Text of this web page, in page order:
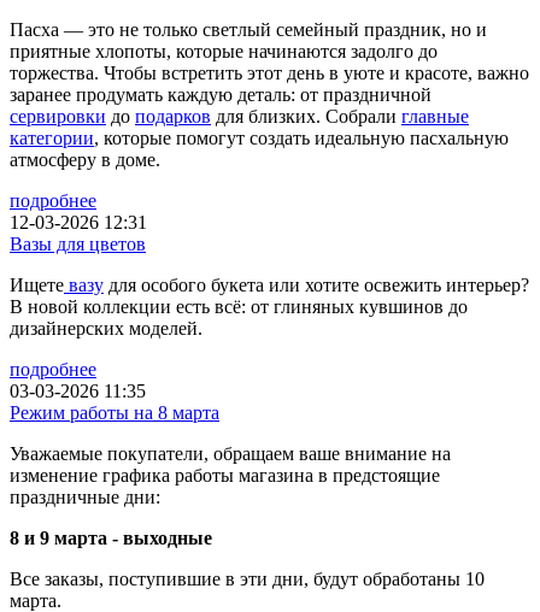
Пасха — это не только светлый семейный праздник, но и
приятные хлопоты, которые начинаются задолго до
торжества. Чтобы встретить этот день в уюте и красоте, важно
заранее продумать каждую деталь: от праздничной
сервировки до подарков для близких. Собрали главные
категории, которые помогут создать идеальную пасхальную
атмосферу в доме.
подробнее
12-03-2026 12:31
Вазы для цветов
Ищете вазу для особого букета или хотите освежить интерьер?
В новой коллекции есть всё: от глиняных кувшинов до
дизайнерских моделей.
подробнее
03-03-2026 11:35
Режим работы на 8 марта
Уважаемые покупатели, обращаем ваше внимание на
изменение графика работы магазина в предстоящие
праздничные дни:
8 и 9 марта - выходные
Все заказы, поступившие в эти дни, будут обработаны 10
марта.